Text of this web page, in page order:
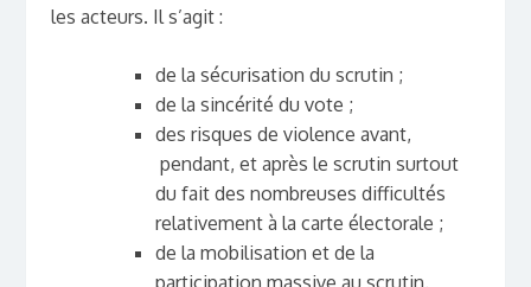
les acteurs. Il s’agit :
de la sécurisation du scrutin ;
de la sincérité du vote ;
des risques de violence avant,
pendant, et après le scrutin surtout
du fait des nombreuses difficultés
relativement à la carte électorale ;
de la mobilisation et de la
participation massive au scrutin,